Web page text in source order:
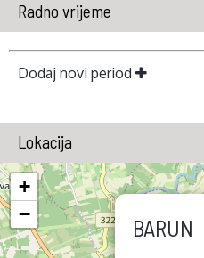
Radno vrijeme
Dodaj novi period
Lokacija
BARUN
+
−